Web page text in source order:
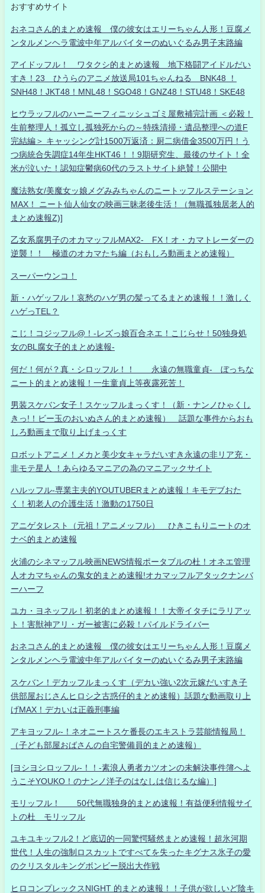
おすすめサイト
おネコさん的まとめ速報 僕の彼女はエリーちゃん人形！豆腐メ
ンタルメンヘラ電波中年アルバイターのぬいぐるみ男子末路編
アイドッフル！ ワタクシ的まとめ速報 地下格闘アイドルだい
すき！23 ひうらのアニメ放送局101ちゃんねる BNK48 ！
SNH48！JKT48！MNL48！SGO48！GNZ48！STU48！SKE48
ヒウラッフルのハーニーフィニッシュゴミ屋敷補完計画 ＜必殺！
生前整理人！孤立し孤独死からの～特殊清掃・遺品整理への道F
完結編＞ キャッシング計1500万返済：厨二病借金3500万円！う
つ病統合失調症14年生HKT46！！9期研究生、最後のサイト！全
米が泣いた！認知症鬱病60代のラストサイト絶賛！公開中
魔法熟女/美魔女ッ娘メグみみちゃんのニートッフルステーション
MAX！ ニート仙人仙女の映画三昧老後生活！（無職孤独居老人的
まとめ速報Z)]
乙女系腐男子のオカマッフルMAX2- FX！オ・カマトレーダーの
逆襲！！ 極道のオカマたち編（おもしろ動画まとめ速報）
スーパーウンコ！
新・ハゲッフル！哀愁のハゲ男の髪ってるまとめ速報！！激しく
ハゲっTEL？
こじ！コジッフル@！-レズっ娘百合ネエ！こじらせ！50独身処
女のBL腐女子的まとめ速報-
何だ！何が？真・シロッフル！！ 永遠の無職童貞- ぼっちな
ニート的まとめ速報！一生童貞上等夜露死苦！
男装スケバン女子！スケッフルまっくす！（新・ナンノひゃくし
きっ!！ビー玉のおいぬさん的まとめ速報） 話題な事件からおも
しろ動画まで取り上げまっくす
ロボットアニメ！メカと美少女キャラだいすき永遠の非リア充・
非モテ星人 ！あらゆるマニアの為のマニアックサイト
ハルッフル-専業主夫的YOUTUBERまとめ速報！キモデブおた
く！初老人の介護生活！激動の1750日
アニゲタレスト（元祖！アニメッフル） ひきこもりニートのオ
ナベ的まとめ速報
火浦のシネマッフル映画NEWS情報ポータブルの杜！オネエ管理
人オカマちゃんの鬼女的まとめ速報!オカマッフルアタックナンバ
ーハーフ
ユカ・ヨネッフル！初老的まとめ速報！！大帝イタチにラリアッ
ト！害獣神アリ・ガー被害に必殺！パイルドライバー
おネコさん的まとめ速報 僕の彼女はエリーちゃん人形！豆腐メ
ンタルメンヘラ電波中年アルバイターのぬいぐるみ男子末路編
スケバン！デカッフルまっくす（デカい強い2次元嫁だいすき子
供部屋おじさんヒロシ之古惑仔的まとめ速報）話題な動画取り上
げMAX！デカいは正義刑事編
アキヨッフル-！ネオニートスケ番長のエキストラ芸能情報局！
（子ども部屋おばさんの自宅警備員的まとめ速報）
[ヨシヨシロッフル-！！-素浪人勇者カツオンの未解決事件簿へよ
うこそYOUKO！のナンノ洋子のはなしは信じるな編）]
モリッフル！ 50代無職独身的まとめ速報！有益便利情報サイ
トの杜 モリッフル
ユキユキッフル2！ど底辺的一同驚愕騒然まとめ速報！超氷河期
世代！人生の強制ロスカットですべてを失ったキグナス氷子の愛
のクリスタルキングボンビー脱出大作戦
ヒロコンプレックスNIGHT 的まとめ速報！！子供が欲しいど陰キ